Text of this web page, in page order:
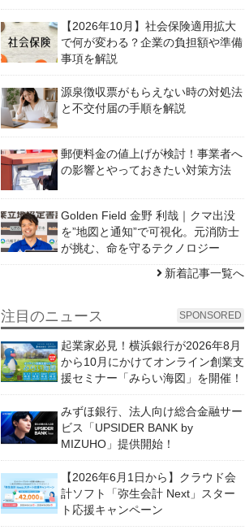
【2026年10月】社会保険適用拡大
で何が変わる？企業の負担額や準備
事項を解説
源泉徴収票がもらえない時の対処法
と不交付届の手順を解説
郵便料金の値上げが検討！事業者へ
の影響とやっておきたい対策方法
Golden Field 金野 利哉｜クマ出没
を”地図と通知”で可視化。元消防士
が挑む、命を守るテクノロジー
新着記事一覧へ
注目のニュース SPONSORED
起業家必見！横浜銀行が2026年8月
から10月にかけてオンライン創業支
援セミナー「みらい海図」を開催！
みずほ銀行、法人向け総合金融サー
ビス「UPSIDER BANK by
MIZUHO」提供開始！
【2026年6月1日から】クラウド会
計ソフト「弥生会計 Next」スター
ト応援キャンペーン